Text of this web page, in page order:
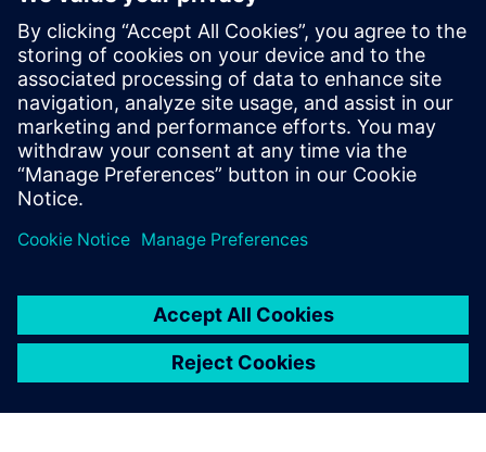
SIEMENS DIGITAL INDUSTRIES SOFTWARE
Francesco Benasso
Presales Solution Consultant